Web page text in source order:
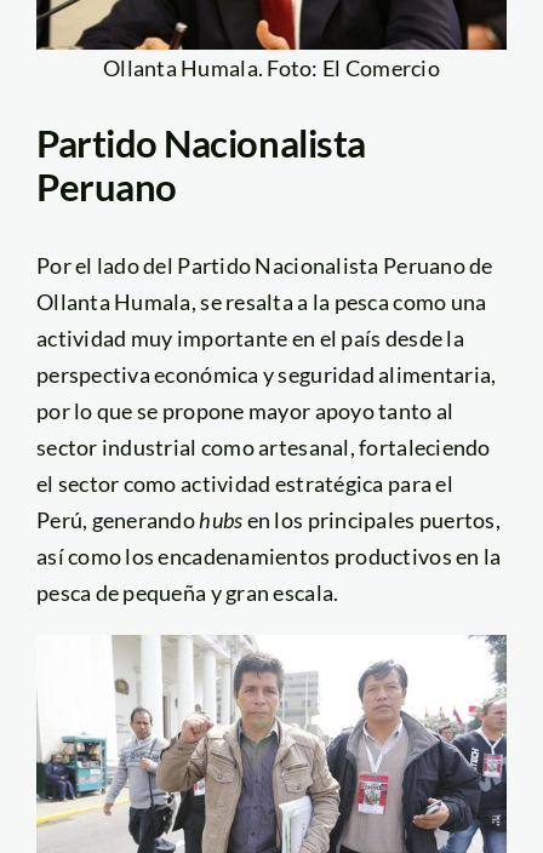
Ollanta Humala. Foto: El Comercio
Partido Nacionalista
Peruano
Por el lado del Partido Nacionalista Peruano de
Ollanta Humala, se resalta a la pesca como una
actividad muy importante en el país desde la
perspectiva económica y seguridad alimentaria,
por lo que se propone mayor apoyo tanto al
sector industrial como artesanal, fortaleciendo
el sector como actividad estratégica para el
Perú, generandohubsen los principales puertos,
así como los encadenamientos productivos en la
pesca de pequeña y gran escala.